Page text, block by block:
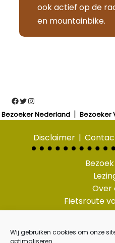
Wij gebruiken cookies om onze
optimaliseren.
ook actief op de
en mountainbike.
Facebook
Twitter
Instagram
Bezoeker Nederland Bezoeker
Disclaimer
Over
Fietsroute